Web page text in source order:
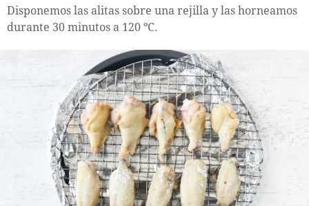
Disponemos las alitas sobre una rejilla y las horneamos
durante 30 minutos a 120 ºC.